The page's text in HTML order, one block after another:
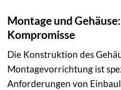
Montage und
Kompromisse
Die Konstruktion des
Montagevorrichtung ist
Anforderungen von